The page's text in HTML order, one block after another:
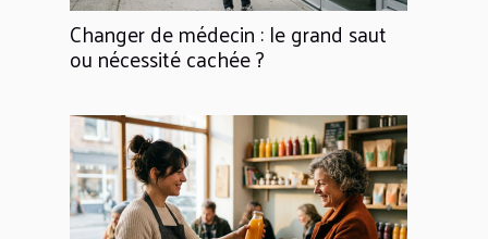
Changer de médecin : le grand saut
ou nécessité cachée ?